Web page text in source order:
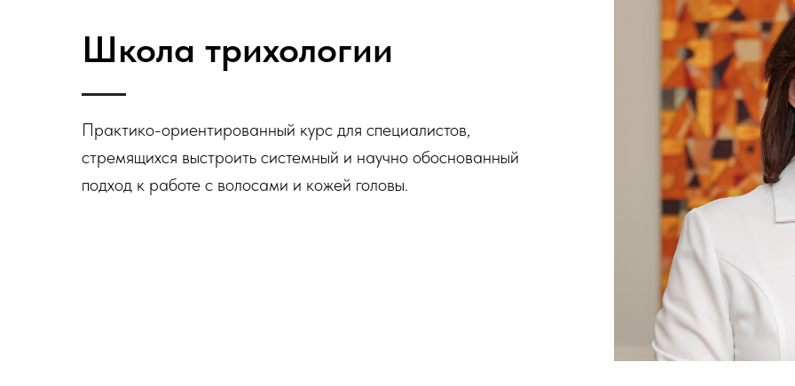
Школа трихологии
Практико-ориентированный курс для специалистов,
стремящихся выстроить системный и научно обоснованный
подход к работе с волосами и кожей головы.